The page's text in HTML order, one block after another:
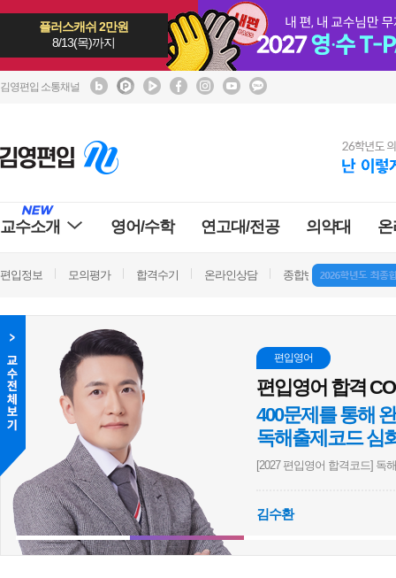
플러스캐쉬 2만원
8/13(목)까지
김영편입 소통채널
교수소개 영어/수학 연고대/전공 의약대
편입정보 모의평가 합격수기 온라인상담 종합반 방문상담
편입영어
편입영어 합격
400문제를 통해
독해출제코드 심
[2027 편입영어 합격코드] 독
김수환
화
[이정민] [2027 BIOstory] 의학계열 편입생물 심화 1000제 문제풀이
영어
[이지훈] [2027 쉬운편입]